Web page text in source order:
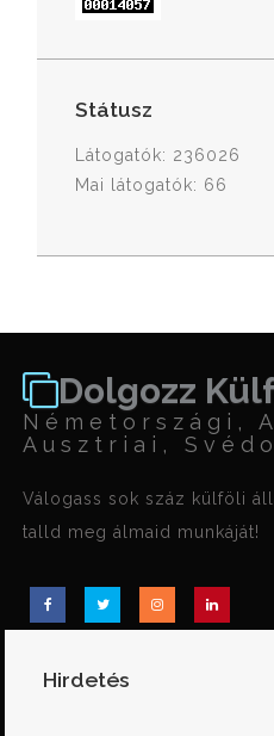
Státusz
Látogatók: 236026
Mai látogatók: 66
Dolgozz
Németországi,
Ausztriai,
Válogass sok száz külföli
talld meg álmaid munkáját!
Hirdetés